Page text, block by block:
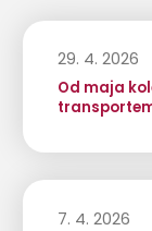
29. 4. 2026
Od maja
7. 4. 2026